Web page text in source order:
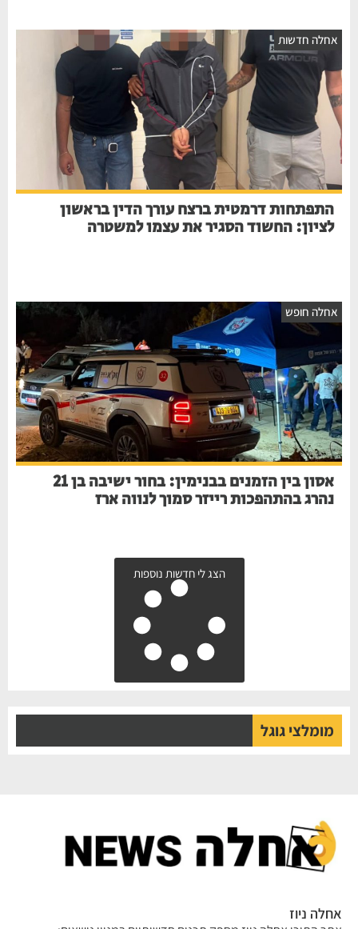
אחלה חדשות
התפתחות דרמטית ברצח עורך הדין בראשון
לציון: החשוד הסגיר את עצמו למשטרה
אחלה חופש
אסון בין הזמנים בבנימין: בחור ישיבה בן 21
נהרג בהתהפכות רייזר סמוך לנווה ארז
הצג לי חדשות נוספות
מומלצי גוגל
אחלה ניוז